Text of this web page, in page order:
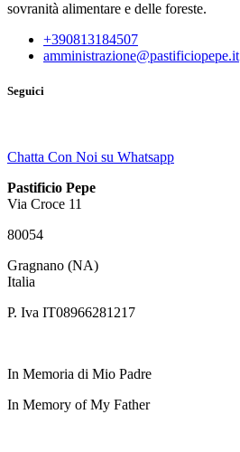
sovranità alimentare e delle foreste.
+390813184507
amministrazione@pastificiopepe.it
Seguici
Chatta Con Noi su Whatsapp
Pastificio Pepe
Via Croce 11
80054
Gragnano (NA)
Italia
P. Iva IT08966281217
In Memoria di Mio Padre
In Memory of My Father